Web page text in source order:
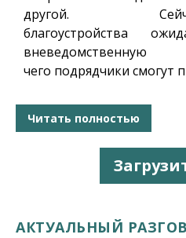
другой.
благоустройства
вневедомственную
чего подрядчики смогут
Читать полностью
АКТУАЛЬНЫЙ